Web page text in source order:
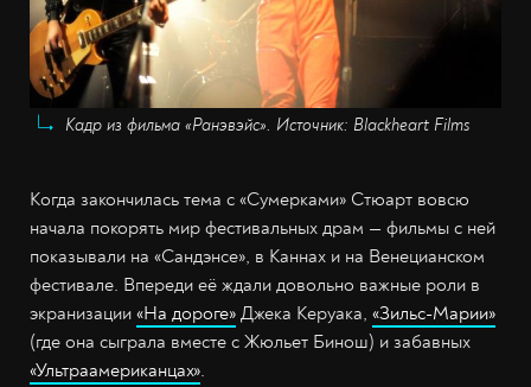
Кадр из фильма «Ранэвэйс». Источник: Blackheart Films
Когда закончилась тема с «Сумерками» Стюарт вовсю
начала покорять мир фестивальных драм — фильмы с ней
показывали на «Сандэнсе», в Каннах и на Венецианском
фестивале. Впереди её ждали довольно важные роли в
экранизации «На дороге» Джека Керуака, «Зильс-Марии»
(где она сыграла вместе с Жюльет Бинош) и забавных
«Ультраамериканцах».